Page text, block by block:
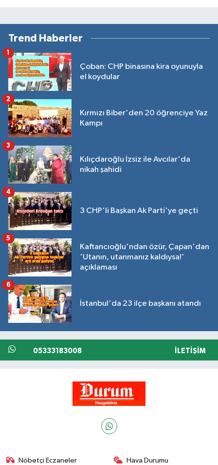
Trend Haberler
Çoban: CHP binasına kira oyunuyla
el koydular
1
Kırmızı Biber'den 20 öğrenciye Yaz
Kampı
2
Kılıçdaroğlu İzsiz ile Avcılar'da
nikah şahidi
3
3 CHP'li Başkan Ak Parti'ye geçti
4
Kaftancıoğlu'ndan özür, Çapan'dan
'Utanın, utanmanız kaldıysa!'
açıklaması
5
İstanbul'da 23 ilçe başkanı atandı
6
05333183008 İLETIŞIM
Nöbetçi Eczaneler Hava Durumu